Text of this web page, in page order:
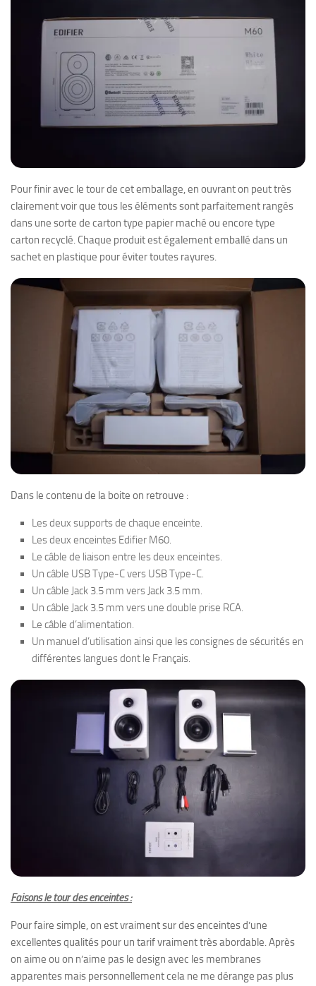
Pour finir avec le tour de cet emballage, en ouvrant on peut très
clairement voir que tous les éléments sont parfaitement rangés
dans une sorte de carton type papier maché ou encore type
carton recyclé. Chaque produit est également emballé dans un
sachet en plastique pour éviter toutes rayures.
Dans le contenu de la boite on retrouve :
Les deux supports de chaque enceinte.
Les deux enceintes Edifier M60.
Le câble de liaison entre les deux enceintes.
Un câble USB Type-C vers USB Type-C.
Un câble Jack 3.5 mm vers Jack 3.5 mm.
Un câble Jack 3.5 mm vers une double prise RCA.
Le câble d’alimentation.
Un manuel d’utilisation ainsi que les consignes de sécurités en
différentes langues dont le Français.
Faisons le tour des enceintes :
Pour faire simple, on est vraiment sur des enceintes d’une
excellentes qualités pour un tarif vraiment très abordable. Après
on aime ou on n’aime pas le design avec les membranes
apparentes mais personnellement cela ne me dérange pas plus